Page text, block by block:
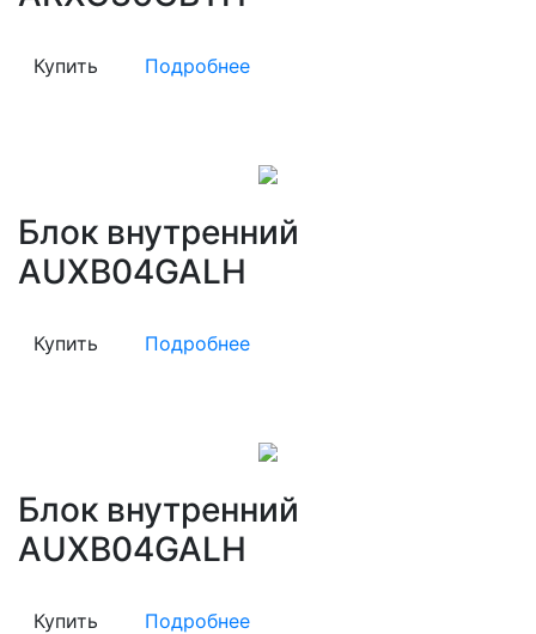
Купить Подробнее
Блок внутренний
AUXB04GALH
Купить Подробнее
Блок внутренний
AUXB04GALH
Купить Подробнее